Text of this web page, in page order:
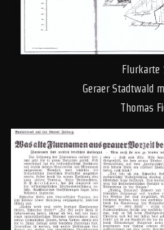
Flurkarte
Geraer Stadtwald
Thomas